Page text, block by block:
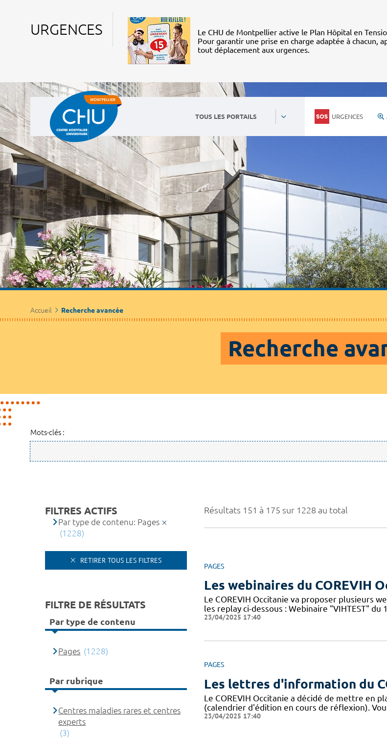
URGENCES
Le CHU de Montpellier active le Plan Hôpital en
Pour garantir une prise en charge adaptée à chacun,
tout déplacement aux urgences.
TOUS LES PORTAILS URGENCES
Accueil Recherche avancée
Recherche
Mots-clés :
Résultats 151 à 175 sur 1228 au total
PAGES
Les webinaires du COREVIH
Le COREVIH Occitanie va proposer plusieurs
les replay ci-dessous : Webinaire "VIHTEST"
23/04/2025 17:40
PAGES
Les lettres d'information du
Le COREVIH Occitanie a décidé de mettre en
(calendrier d'édition en cours de réflexion).
23/04/2025 17:40
FILTRES ACTIFS
Par type de contenu: Pages
(1228)
RETIRER TOUS LES FILTRES
FILTRE DE RÉSULTATS
Par type de contenu
Pages (1228)
Par rubrique
Centres maladies rares et centres
experts
(3)